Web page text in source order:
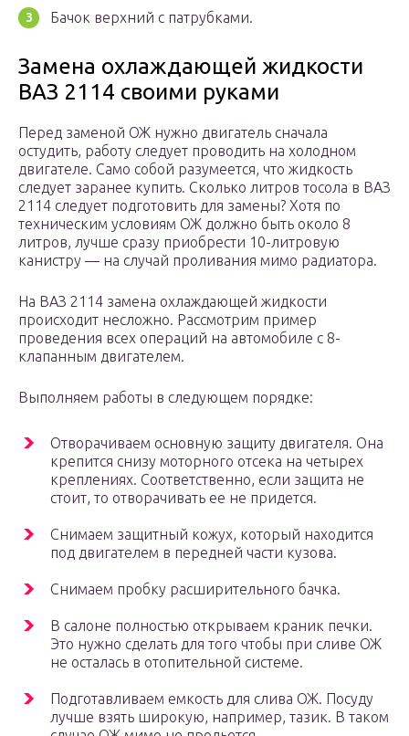
Бачок верхний с патрубками.
Замена охлаждающей жидкости
ВАЗ 2114 своими руками
Перед заменой ОЖ нужно двигатель сначала
остудить, работу следует проводить на холодном
двигателе. Само собой разумеется, что жидкость
следует заранее купить. Сколько литров тосола в ВАЗ
2114 следует подготовить для замены? Хотя по
техническим условиям ОЖ должно быть около 8
литров, лучше сразу приобрести 10-литровую
канистру — на случай проливания мимо радиатора.
На ВАЗ 2114 замена охлаждающей жидкости
происходит несложно. Рассмотрим пример
проведения всех операций на автомобиле с 8-
клапанным двигателем.
Выполняем работы в следующем порядке:
Отворачиваем основную защиту двигателя. Она
крепится снизу моторного отсека на четырех
креплениях. Соответственно, если защита не
стоит, то отворачивать ее не придется.
Снимаем защитный кожух, который находится
под двигателем в передней части кузова.
Снимаем пробку расширительного бачка.
В салоне полностью открываем краник печки.
Это нужно сделать для того чтобы при сливе ОЖ
не осталась в отопительной системе.
Подготавливаем емкость для слива ОЖ. Посуду
лучше взять широкую, например, тазик. В таком